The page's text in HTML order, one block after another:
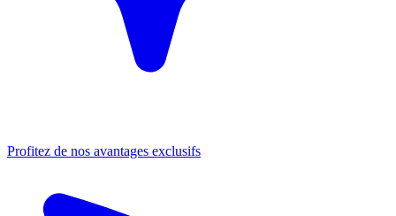
Profitez de nos avantages exclusifs